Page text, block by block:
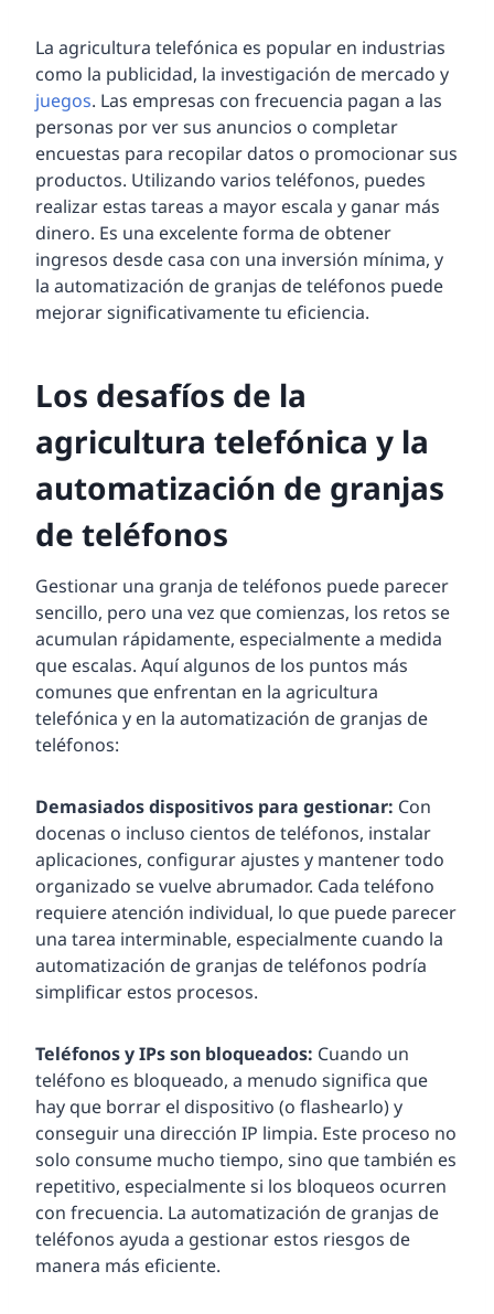
La agricultura telefónica es popular en industrias
como la publicidad, la investigación de mercado y
juegos. Las empresas con frecuencia pagan a las
personas por ver sus anuncios o completar
encuestas para recopilar datos o promocionar sus
productos. Utilizando varios teléfonos, puedes
realizar estas tareas a mayor escala y ganar más
dinero. Es una excelente forma de obtener
ingresos desde casa con una inversión mínima, y
la automatización de granjas de teléfonos puede
mejorar significativamente tu eficiencia.
Los desafíos de la
agricultura telefónica y la
automatización de granjas
de teléfonos
Gestionar una granja de teléfonos puede parecer
sencillo, pero una vez que comienzas, los retos se
acumulan rápidamente, especialmente a medida
que escalas. Aquí algunos de los puntos más
comunes que enfrentan en la agricultura
telefónica y en la automatización de granjas de
teléfonos:
Demasiados dispositivos para gestionar: Con
docenas o incluso cientos de teléfonos, instalar
aplicaciones, configurar ajustes y mantener todo
organizado se vuelve abrumador. Cada teléfono
requiere atención individual, lo que puede parecer
una tarea interminable, especialmente cuando la
automatización de granjas de teléfonos podría
simplificar estos procesos.
Teléfonos y IPs son bloqueados: Cuando un
teléfono es bloqueado, a menudo significa que
hay que borrar el dispositivo (o flashearlo) y
conseguir una dirección IP limpia. Este proceso no
solo consume mucho tiempo, sino que también es
repetitivo, especialmente si los bloqueos ocurren
con frecuencia. La automatización de granjas de
teléfonos ayuda a gestionar estos riesgos de
manera más eficiente.